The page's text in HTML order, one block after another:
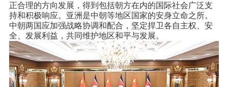
正合理的方向发展，得到包括朝方在内的国际社会广泛支
持和积极响应。亚洲是中朝等地区国家的安身立命之所。
中朝两国应加强战略协调和配合，坚定捍卫各自主权、安
全、发展利益，共同维护地区和平与发展。